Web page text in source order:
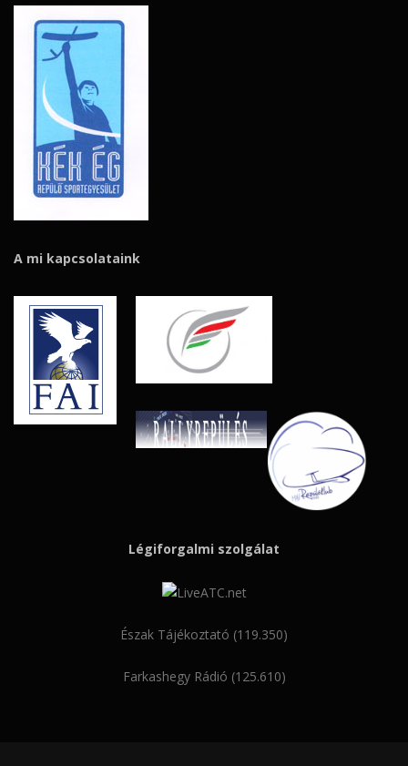
A mi kapcsolataink
Légiforgalmi szolgálat
Észak Tájékoztató (119.350)
Farkashegy Rádió (125.610)